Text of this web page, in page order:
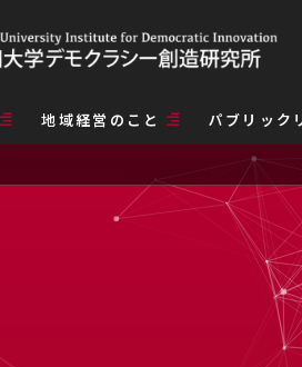
地域経営のこと パブリック